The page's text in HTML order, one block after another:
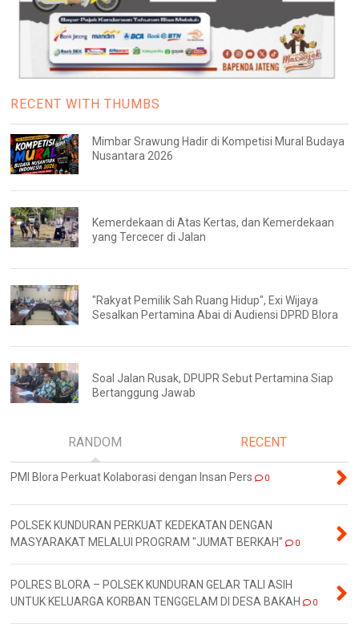
RECENT WITH THUMBS
Mimbar Srawung Hadir di Kompetisi Mural Budaya
Nusantara 2026
Kemerdekaan di Atas Kertas, dan Kemerdekaan
yang Tercecer di Jalan
"Rakyat Pemilik Sah Ruang Hidup", Exi Wijaya
Sesalkan Pertamina Abai di Audiensi DPRD Blora
Soal Jalan Rusak, DPUPR Sebut Pertamina Siap
Bertanggung Jawab
RANDOM RECENT
PMI Blora Perkuat Kolaborasi dengan Insan Pers 0
POLSEK KUNDURAN PERKUAT KEDEKATAN DENGAN
MASYARAKAT MELALUI PROGRAM "JUMAT BERKAH"
0
POLRES BLORA – POLSEK KUNDURAN GELAR TALI ASIH
UNTUK KELUARGA KORBAN TENGGELAM DI DESA BAKAH
0